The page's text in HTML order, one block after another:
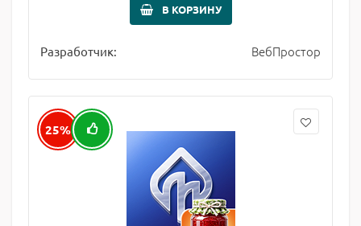
В КОРЗИНУ
Разработчик: ВебПростор
25%